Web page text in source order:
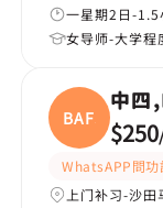
一星期2日-
女导师-大学程
BAFS(
中
$250/
WhatsAPP問功
上门补习-沙田